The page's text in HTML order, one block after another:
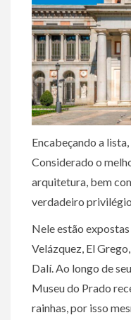
Encabeçando a
Considerado o
arquitetura, bem
verdadeiro
Nele estão
Velázquez, El
Dalí. Ao longo de
Museu do Prado
rainhas, por isso